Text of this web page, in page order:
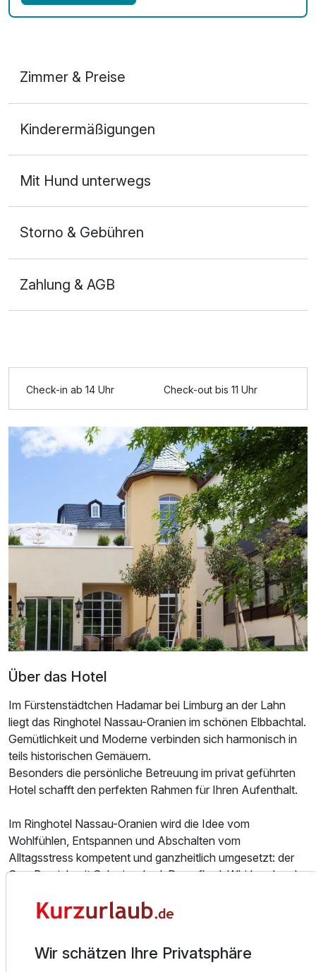
Zimmer & Preise
2 Erwachsene
Für 4 Tage p.P. ab351,00 €
Doppelzimmer Deluxe
2 Erwachsene und 1 Kind
Ausstattung
Zusatznächte
Kinderermäßigungen
Mit Hund unterwegs
Storno & Gebühren
Zahlung & AGB
Check-in ab 14 Uhr Check-out bis 11 Uhr
Über das Hotel
Im Fürstenstädtchen Hadamar bei Limburg an der Lahn
liegt das Ringhotel Nassau-Oranien im schönen Elbbachtal.
Gemütlichkeit und Moderne verbinden sich harmonisch in
teils historischen Gemäuern.
Besonders die persönliche Betreuung im privat geführten
Hotel schafft den perfekten Rahmen für Ihren Aufenthalt.
Im Ringhotel Nassau-Oranien wird die Idee vom
Wohlfühlen, Entspannen und Abschalten vom
Alltagsstress kompetent und ganzheitlich umgesetzt: der
Spa-Bereich mit Schwimmbad, Dampfbad, Whirlpool und
"Sensis - Zeit für Sinne" werden Wellness-Behandlungen
Gemütlichkeit und Moderne bestimmen auch die liebevolle
Wir schätzen Ihre Privatsphäre